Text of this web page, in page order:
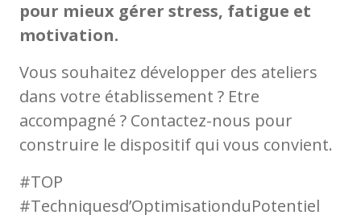
pour mieux gérer stress, fatigue et
motivation.
Vous souhaitez développer des ateliers
dans votre établissement ? Etre
accompagné ? Contactez-nous pour
construire le dispositif qui vous convient.
#TOP
#Techniquesd’OptimisationduPotentiel